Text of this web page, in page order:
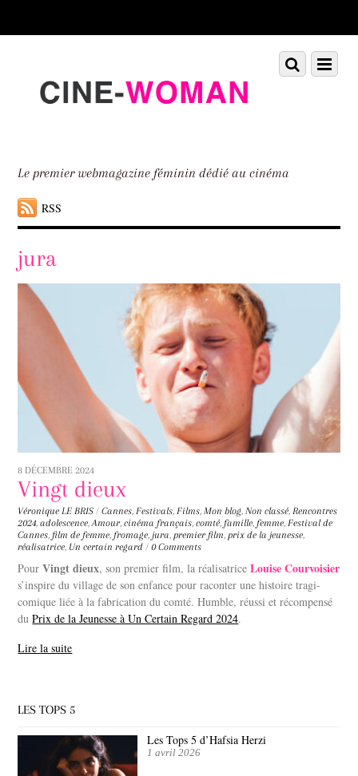
down
Le premier webmagazine féminin dédié au cinéma
RSS
Menu
Scroll
down
jura
8 DÉCEMBRE 2024
Vingt dieux
Véronique LE BRIS / Cannes, Festivals, Films, Mon blog, Non classé, Rencontres
2024,adolescence,Amour,cinéma français,comté, famille, femme, Festival de
Cannes, film de femme, fromage, jura, premier film, prix de la jeunesse,
réalisatrice, Un certain regard / 0 Comments
PourVingt dieux, son premier film, la réalisatriceLouise Courvoisier
s’inspire du village de son enfance pour raconter une histoire tragi-
comique liée à la fabrication du comté. Humble, réussi et récompensé
duPrix de la Jeunesse à Un Certain Regard 2024.
Lire la suite
LES TOPS 5
Les Tops 5 d’Hafsia Herzi
1 avril 2026